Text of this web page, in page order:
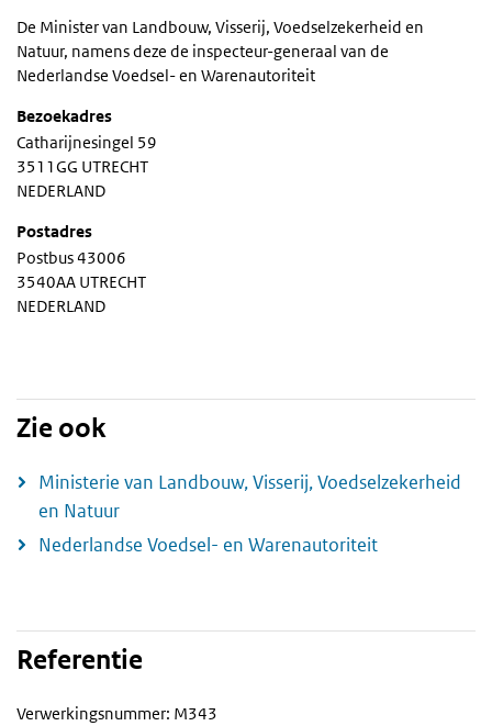
De Minister van Landbouw, Visserij, Voedselzekerheid en
Natuur, namens deze de inspecteur-generaal van de
Nederlandse Voedsel- en Warenautoriteit
Bezoekadres
Catharijnesingel 59
3511GG UTRECHT
NEDERLAND
Postadres
Postbus 43006
3540AA UTRECHT
NEDERLAND
Zie ook
Ministerie van Landbouw, Visserij, Voedselzekerheid
en Natuur
Nederlandse Voedsel- en Warenautoriteit
Referentie
Verwerkingsnummer: M343